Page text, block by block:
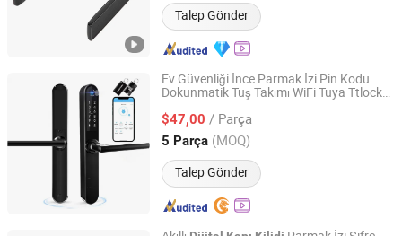
Talep Gönder
Ev Güvenliği İnce Parmak İzi Pin Kodu
Dokunmatik Tuş Takımı WiFi Tuya Ttlock
Hırsızlık Önleyici Ev Deposu
$47,00 / Parça
5 Parça (MOQ)
Talep Gönder
Hui Zhenfeng Technology (Shenzhen) Co., Ltd.
Guangdong, China Fiyat 2024